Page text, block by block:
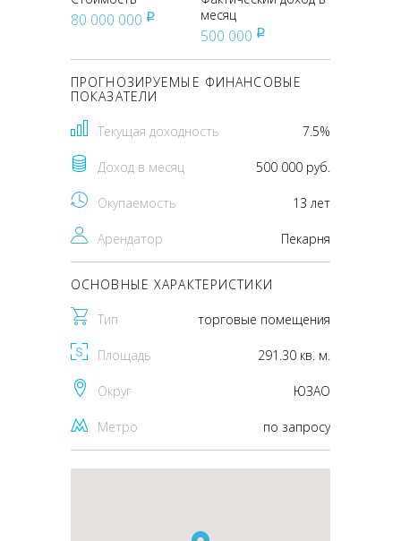
80 000 000 pуб
месяц
500 000 pуб
ПРОГНОЗИРУЕМЫЕ ФИНАНСОВЫЕ
ПОКАЗАТЕЛИ
Текущая доходность 7.5%
Доход в месяц 500 000 руб.
Окупаемость 13 лет
Арендатор Пекарня
ОСНОВНЫЕ ХАРАКТЕРИСТИКИ
Тип торговые помещения
Площадь 291.30 кв. м.
Округ ЮЗАО
Метро по запросу